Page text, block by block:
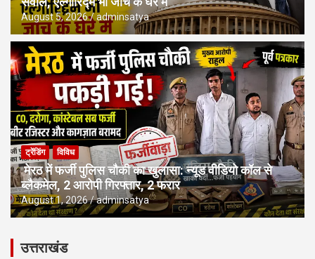
August 5, 2026 adminsatya
ट्रेंडिंग विविध
मेरठ में फर्जी पुलिस चौकी का खुलासा: न्यूड वीडियो कॉल से
ब्लैकमेल, 2 आरोपी गिरफ्तार, 2 फरार
August 1, 2026 adminsatya
उत्तराखंड